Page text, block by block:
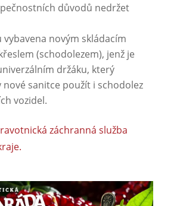
důvodů nedržet
vybavena novým skládacím
(schodolezem), jenž je
držáku, který
nové sanitce použít i schodolez
vozidel.
záchranná služba